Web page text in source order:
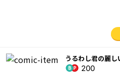
うるわし君の麗
200